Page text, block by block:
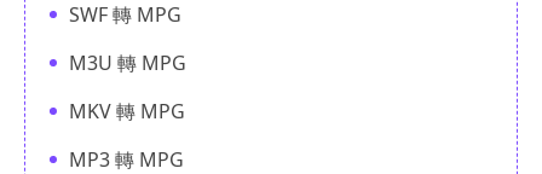
SWF 轉 MPG
M3U 轉 MPG
MKV 轉 MPG
MP3 轉 MPG